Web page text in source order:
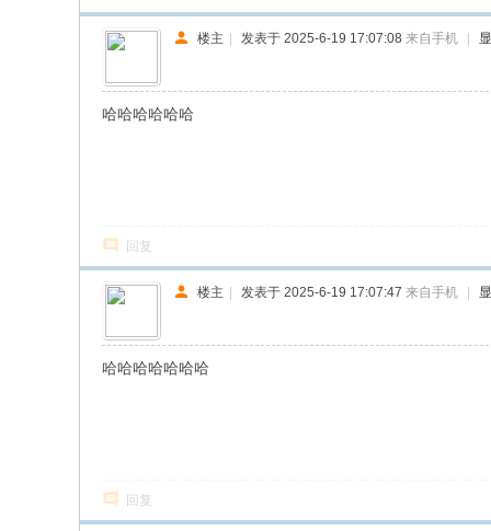
楼主 | 发表于 2025-6-19 17:07:08 来自手机 |
哈哈哈哈哈哈
回复
楼主 | 发表于 2025-6-19 17:07:47 来自手机 |
哈哈哈哈哈哈哈
回复